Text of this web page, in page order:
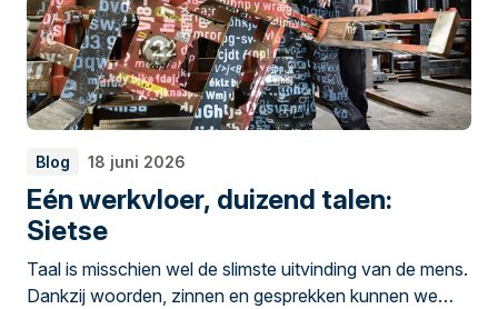
Blog 18 juni 2026
Eén werkvloer, duizend talen:
Sietse
Taal is misschien wel de slimste uitvinding van de mens.
Dankzij woorden, zinnen en gesprekken kunnen we